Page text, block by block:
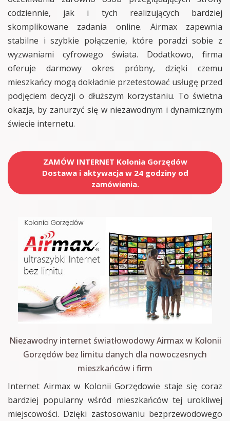
codziennie, jak i tych realizujących bardziej
skomplikowane zadania online. Airmax zapewnia
stabilne i szybkie połączenie, które poradzi sobie z
wyzwaniami cyfrowego świata. Dodatkowo, firma
oferuje darmowy okres próbny, dzięki czemu
mieszkańcy mogą dokładnie przetestować usługę przed
podjęciem decyzji o dłuższym korzystaniu. To świetna
okazja, by zanurzyć się w niezawodnym i dynamicznym
świecie internetu.
ZAMÓW INTERNET Kolonia Gorzędów
Dostawa i aktywacja w 24 godziny od
zamówienia.
Niezawodny internet światłowodowy Airmax w Kolonii
Gorzędów bez limitu danych dla nowoczesnych
mieszkańców i firm
Internet Airmax w Kolonii Gorzędowie staje się coraz
bardziej popularny wśród mieszkańców tej urokliwej
miejscowości. Dzięki zastosowaniu bezprzewodowego